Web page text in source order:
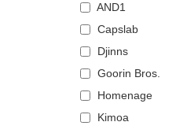
AND1
Capslab
Djinns
Goorin Bros.
Homenage
Kimoa